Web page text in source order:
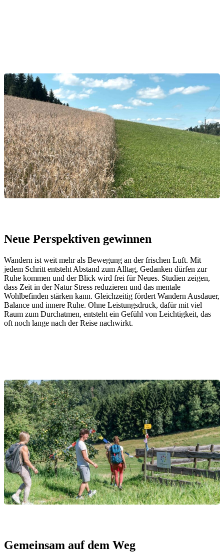
WANDERN
GALERIE
YOGA RETREATS
YOGA RETREATS
YOGA-WOCHENENDE
YOGA FESTIVAL
YOGATAG
YOGARETREAT FÜR
PROGRAMME
PROGRAMMÜBERSICHT
RETREATLEITUNGEN
QI GONG RETREATS
Neue Perspektiven gewinnen
Wandern ist weit mehr als Bewegung an der frischen Luft. Mit
jedem Schritt entsteht Abstand zum Alltag, Gedanken dürfen zur
Ruhe kommen und der Blick wird frei für Neues. Studien zeigen,
dass Zeit in der Natur Stress reduzieren und das mentale
Wohlbefinden stärken kann. Gleichzeitig fördert Wandern Ausdauer,
Balance und innere Ruhe. Ohne Leistungsdruck, dafür mit viel
Raum zum Durchatmen, entsteht ein Gefühl von Leichtigkeit, das
oft noch lange nach der Reise nachwirkt.
Gemeinsam auf dem Weg